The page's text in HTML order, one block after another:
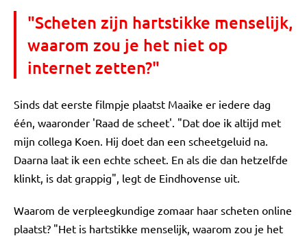
"Scheten zijn hartstikke menselijk,
waarom zou je het niet op
internet zetten?"
Sinds dat eerste filmpje plaatst Maaike er iedere dag
één, waaronder 'Raad de scheet'. "Dat doe ik altijd met
mijn collega Koen. Hij doet dan een scheetgeluid na.
Daarna laat ik een echte scheet. En als die dan hetzelfde
klinkt, is dat grappig", legt de Eindhovense uit.
Waarom de verpleegkundige zomaar haar scheten online
plaatst? "Het is hartstikke menselijk, waarom zou je het